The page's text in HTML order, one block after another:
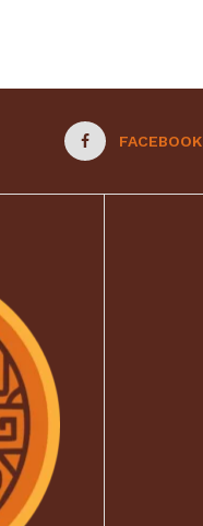
FACEBOOK